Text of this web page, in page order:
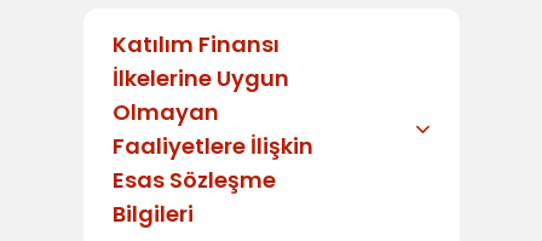
Katılım Finansı
İlkelerine Uygun
Olmayan
Faaliyetlere İlişkin
Esas Sözleşme
Bilgileri